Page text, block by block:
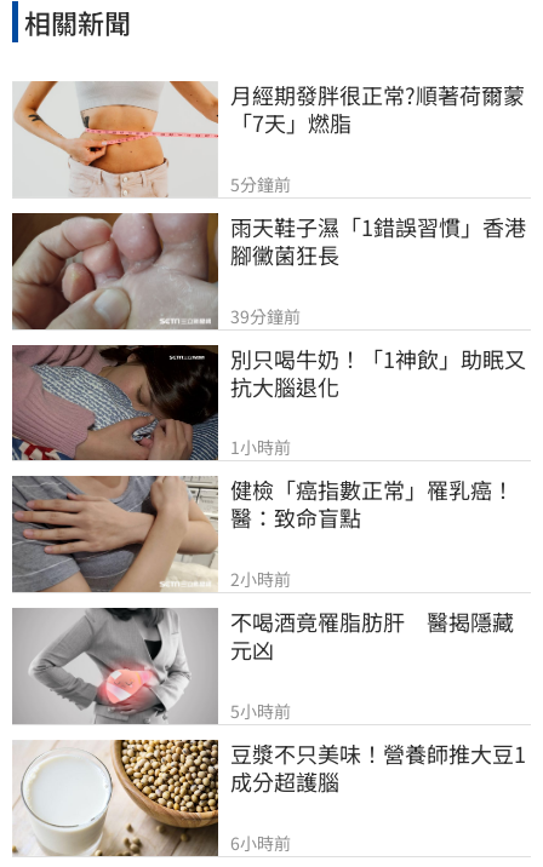
相關新聞
月經期發胖很正常?順著荷爾蒙
「7天」燃脂
5分鐘前
雨天鞋子濕「1錯誤習慣」香港
腳黴菌狂長
39分鐘前
別只喝牛奶！「1神飲」助眠又
抗大腦退化
1小時前
健檢「癌指數正常」罹乳癌！
醫：致命盲點
2小時前
不喝酒竟罹脂肪肝　醫揭隱藏
元凶
5小時前
豆漿不只美味！營養師推大豆1
成分超護腦
6小時前